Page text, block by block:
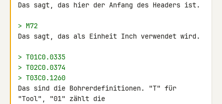
Das sagt, das hier der Anfang des Headers ist.
> M72
Das sagt, das als Einheit Inch verwendet wird.
> T01C0.0335
> T02C0.0374
> T03C0.1260
Das sind die Bohrerdefinitionen. "T" für
"Tool", "01" zählt die